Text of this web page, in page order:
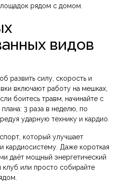
рядом с домом.
видов
развить силу, скорость и
включают работу на мешках,
боитесь травм, начинайте с
3 раза в неделю, по
ударную технику и кардио.
который улучшает
кардиосистему. Даже короткая
даёт мощный энергетический
клуб или просто собирайте